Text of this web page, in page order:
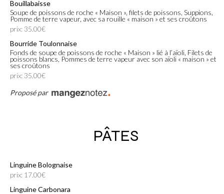
Bouillabaisse
Soupe de poissons de roche « Maison », filets de poissons, Suppions,
Pomme de terre vapeur, avec sa rouille « maison » et ses croûtons
prix: 35.00€
Bourride Toulonnaise
Fonds de soupe de poissons de roche « Maison » lié à l’aïoli, Filets de
poissons blancs, Pommes de terre vapeur avec son aïoli « maison » et
ses croûtons
prix: 35.00€
Proposé par
PÂTES
Linguine Bolognaise
prix: 17.00€
Linguine Carbonara